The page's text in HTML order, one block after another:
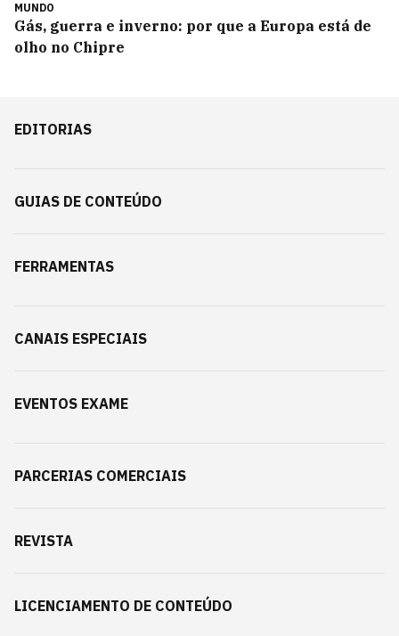
MUNDO
Gás, guerra e inverno: por que a Europa está de
olho no Chipre
EDITORIAS
GUIAS DE CONTEÚDO
FERRAMENTAS
CANAIS ESPECIAIS
EVENTOS EXAME
PARCERIAS COMERCIAIS
REVISTA
LICENCIAMENTO DE CONTEÚDO